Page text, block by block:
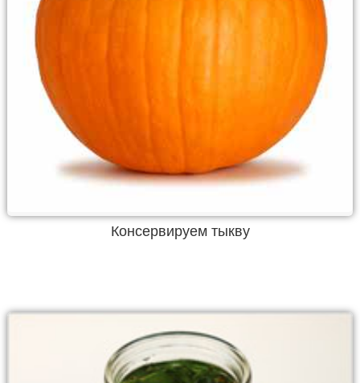
Консервируем тыкву